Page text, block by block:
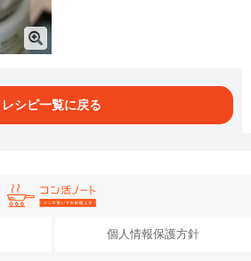
レシピ一覧に戻る
個人情報保護方針